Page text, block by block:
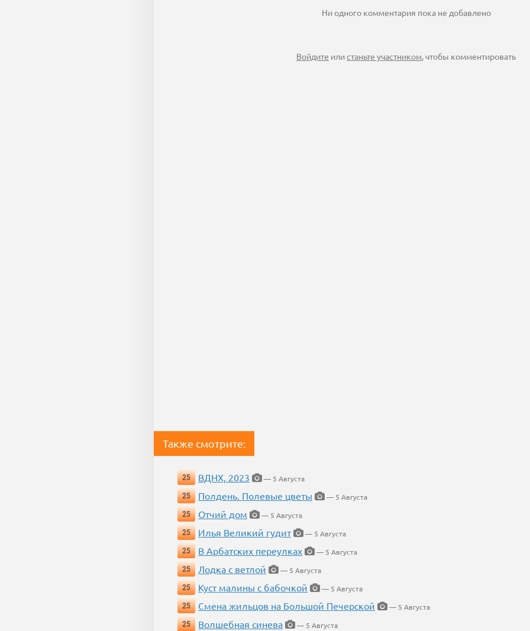
Ни одного комментария пока не добавлено
Войдите илистаньте участником, чтобы комментировать
Также смотрите:
25 ВДНХ, 2023
— 5 Августа
25
Полдень. Полевые цветы
— 5 Августа
25
Отчий дом
— 5 Августа
25
Илья Великий гудит
— 5 Августа
25
В Арбатских переулках
— 5 Августа
25
Лодка с ветлой
— 5 Августа
25
Куст малины с бабочкой
— 5 Августа
25
Смена жильцов на Большой Печерской
— 5 Августа
25
Волшебная синева
— 5 Августа